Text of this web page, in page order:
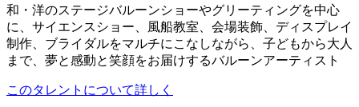
和・洋のステージバルーンショーやグリーティングを中心
に、サイエンスショー、風船教室、会場装飾、ディスプレイ
制作、ブライダルをマルチにこなしながら、子どもから大人
まで、夢と感動と笑顔をお届けするバルーンアーティスト
このタレントについて詳しく